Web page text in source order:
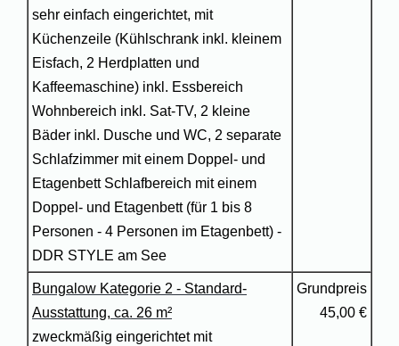
sehr einfach eingerichtet, mit
Küchenzeile (Kühlschrank inkl. kleinem
Eisfach, 2 Herdplatten und
Kaffeemaschine) inkl. Essbereich
Wohnbereich inkl. Sat-TV, 2 kleine
Bäder inkl. Dusche und WC, 2 separate
Schlafzimmer mit einem Doppel- und
Etagenbett Schlafbereich mit einem
Doppel- und Etagenbett (für 1 bis 8
Personen - 4 Personen im Etagenbett) -
DDR STYLE am See
Bungalow Kategorie 2 - Standard-
Ausstattung, ca. 26 m²
zweckmäßig eingerichtet mit
Grundpreis
45,00 €